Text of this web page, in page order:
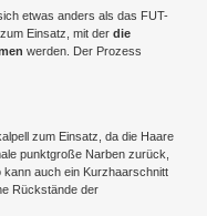
etwas anders als das FUT-
Einsatz, mit der die
werden. Der Prozess
zum Einsatz, da die Haare
punktgroße Narben zurück,
kann auch ein Kurzhaarschnitt
Rückstände der